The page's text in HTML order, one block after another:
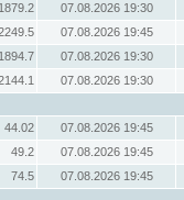
1879.2
07.08.2026 19:30
07.08.2026 19:45
1894.7
07.08.2026 19:30
07.08.2026 19:30
44.02
07.08.2026 19:45
49.2
07.08.2026 19:45
74.5
07.08.2026 19:45